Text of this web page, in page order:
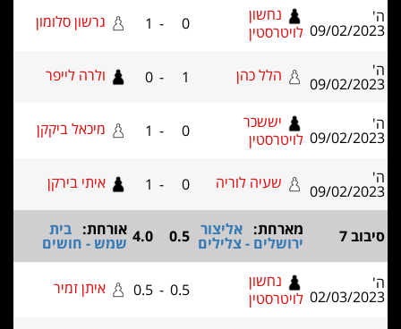
09/ לויטרסטין
גרשון סלומון
09/ הלל כהן 1 ולרה לייפר
09/
יששכר
לויטרסטין
מיכאל ביקקן
09/ שעיה לוריה 0 איתי בירקן
מארחת:אליצור
ירושלים - צלילים 0.5
4.0 אורחת:בית
שמש - חושים
02/ לויטרסטין
0.5 איתן זמיר